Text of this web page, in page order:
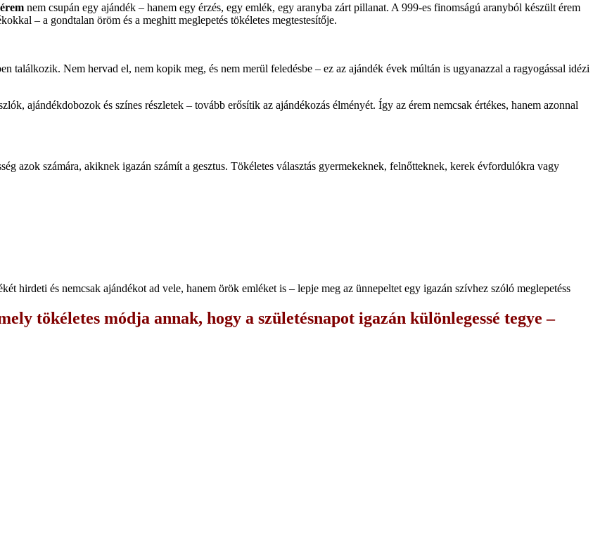
nem csupán egy ajándék – hanem egy érzés, egy emlék, egy aranyba zárt pillanat. A 999-es finomságú aranyból készült érem
– a gondtalan öröm és a meghitt meglepetés tökéletes megtestesítője.
találkozik. Nem hervad el, nem kopik meg, és nem merül feledésbe – ez az ajándék évek múltán is ugyanazzal a ragyogással idézi
ajándékdobozok és színes részletek – tovább erősítik az ajándékozás élményét. Így az érem nemcsak értékes, hanem azonnal
azok számára, akiknek igazán számít a gesztus. Tökéletes választás gyermekeknek, felnőtteknek, kerek évfordulókra vagy
hirdeti és nemcsak ajándékot ad vele, hanem örök emléket is – lepje meg az ünnepeltet egy igazán szívhez szóló meglepetéss
tökéletes módja annak, hogy a születésnapot igazán különlegessé tegye –